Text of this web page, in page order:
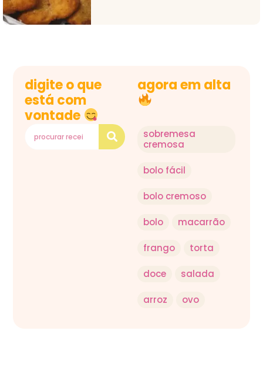
digite o que
está com
vontade
agora em alta
sobremesa
cremosa
bolo fácil
bolo cremoso
bolo macarrão
frango torta
doce salada
arroz ovo